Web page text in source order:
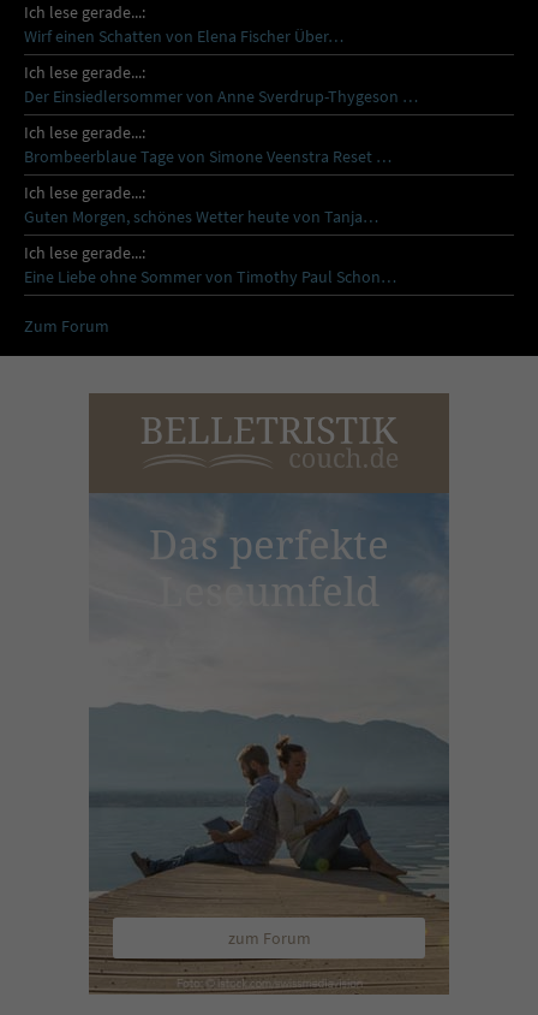
Ich lese gerade...:
Wirf einen Schatten von Elena Fischer Über…
Ich lese gerade...:
Der Einsiedlersommer von Anne Sverdrup-Thygeson …
Ich lese gerade...:
Brombeerblaue Tage von Simone Veenstra Reset …
Ich lese gerade...:
Guten Morgen, schönes Wetter heute von Tanja…
Ich lese gerade...:
Eine Liebe ohne Sommer von Timothy Paul Schon…
Zum Forum
Das perfekte
Leseumfeld
zum Forum